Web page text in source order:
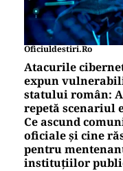
Oficiuldestiri.ro
Atacurile
expun
statului român:
repetă scenariul
Ce ascund
oficiale și cine
pentru
instituțiilor